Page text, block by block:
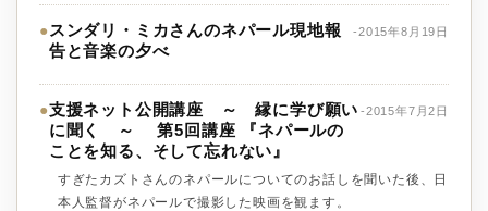
● スンダリ・ミカさんのネパール現地報
告と音楽の夕べ
-2015年8月19日
●支援ネット公開講座 ～ 縁に学び願い
に聞く ～ 第5回講座 『ネパールの
ことを知る、そして忘れない』
-2015年7月2日
すぎたカズトさんのネパールについてのお話しを聞いた後、日
本人監督がネパールで撮影した映画を観ます。